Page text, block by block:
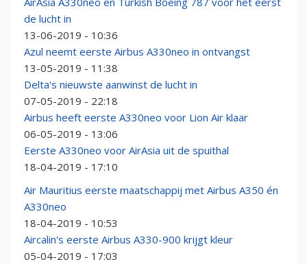
de lucht in
13-06-2019 - 10:36
Azul neemt eerste Airbus A330neo in ontvangst
13-05-2019 - 11:38
Delta's nieuwste aanwinst de lucht in
07-05-2019 - 22:18
Airbus heeft eerste A330neo voor Lion Air klaar
06-05-2019 - 13:06
Eerste A330neo voor AirAsia uit de spuithal
18-04-2019 - 17:10
Air Mauritius eerste maatschappij met Airbus A350 én
A330neo
18-04-2019 - 10:53
Aircalin's eerste Airbus A330-900 krijgt kleur
05-04-2019 - 17:03